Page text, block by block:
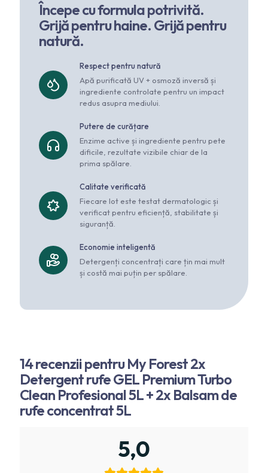
Începe cu formula potrivită.
Grijă pentru haine. Grijă pentru
natură.
Respect pentru natură
Apă purificată UV + osmoză inversă și
ingrediente controlate pentru un impact
redus asupra mediului.
Putere de curățare
Enzime active și ingrediente pentru pete
dificile, rezultate vizibile chiar de la
prima spălare.
Calitate verificată
Fiecare lot este testat dermatologic și
verificat pentru eficiență, stabilitate și
siguranță.
Economie inteligentă
Detergenți concentrați care țin mai mult
și costă mai puțin per spălare.
14 recenzii pentruMy Forest 2x
Detergent rufe GEL Premium Turbo
Clean Profesional 5L + 2x Balsam de
rufe concentrat 5L
5,0